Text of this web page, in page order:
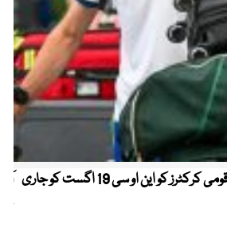
کیریبین پریمیئر لیگ ، قومی کرکٹرز کو این او سی 19 اگست کو جاری